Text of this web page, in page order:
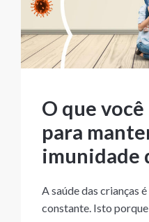
O que
para
imunidade
A saúde das crianças
constante. Isto